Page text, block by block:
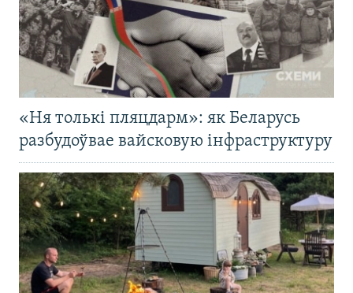
«Ня толькі пляцдарм»: як Беларусь
разбудоўвае вайсковую інфраструктуру